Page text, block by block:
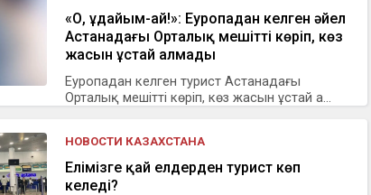
«О, Құдайым-ай!»: Еуропадан келген әйел
Астанадағы Орталық мешітті көріп, көз
жасын ұстай алмады
Еуропадан келген турист Астанадағы
Орталық мешітті көріп, көз жасын ұстай а...
НОВОСТИ КАЗАХСТАНА
Елімізге қай елдерден турист көп
келеді?